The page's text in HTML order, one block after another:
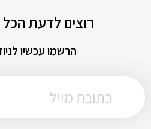
רוצים לדעת הכל
הרשמו עכשיו